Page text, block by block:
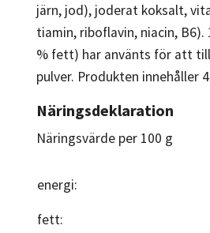
järn, jod), joderat koksalt,
tiamin, riboflavin, niacin, B6).
% fett) har använts för att
pulver. Produkten innehåller
Näringsdeklaration
Näringsvärde per 100 g
energi:
fett: